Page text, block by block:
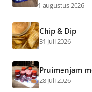
1 augustus 2026
Chip & Dip
31 juli 2026
Pruimenjam
28 juli 2026